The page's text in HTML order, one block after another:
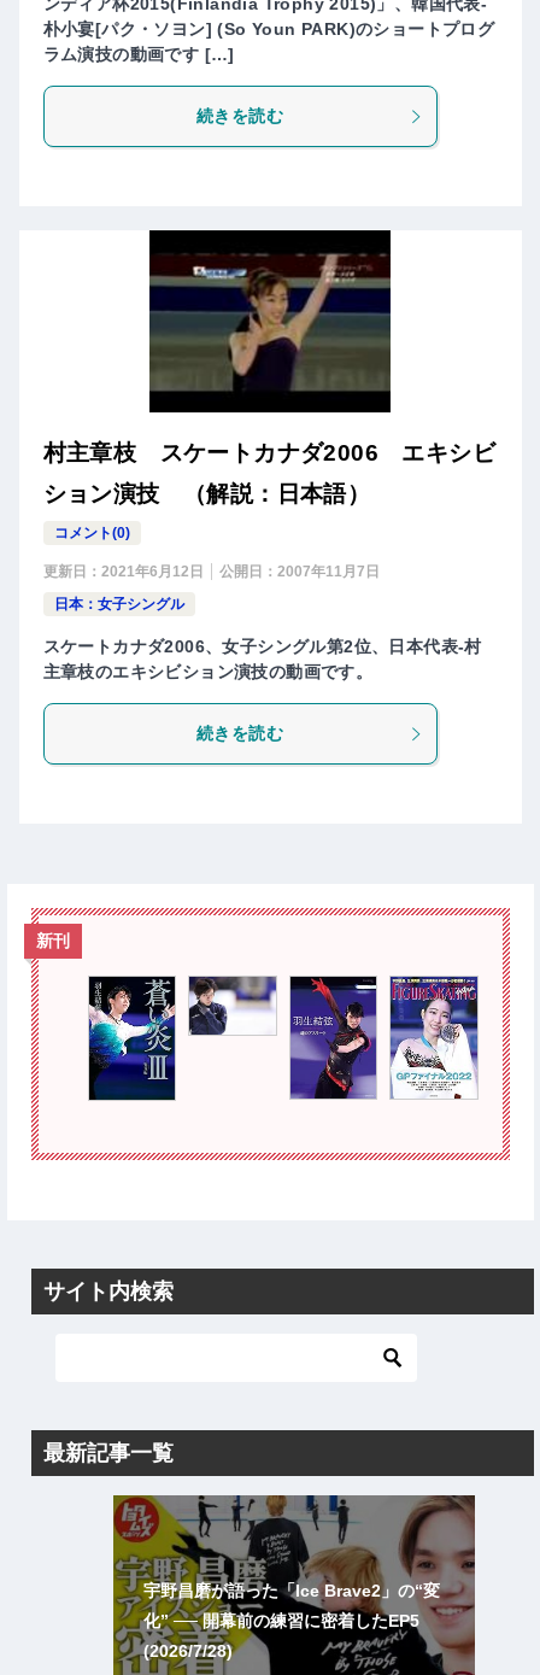
ンディア杯2015(Finlandia Trophy 2015)」、韓国代表-
朴小宴[パク・ソヨン] (So Youn PARK)のショートプログ
ラム演技の動画です […]
続きを読む
村主章枝 スケートカナダ2006 エキシビ
ション演技 （解説：日本語）
コメント(0)
更新日： 2021年6月12日 公開日： 2007年11月7日
日本：女子シングル
スケートカナダ2006、女子シングル第2位、日本代表-村
主章枝のエキシビション演技の動画です。
続きを読む
新刊
サイト内検索
最新記事一覧
宇野昌磨が語った「Ice Brave2」の“変
化” ── 開幕前の練習に密着したEP5
(2026/7/28)